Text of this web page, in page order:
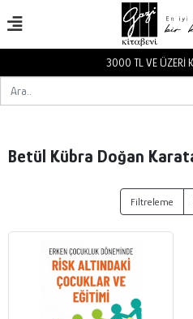
3000 TL VE ÜZERİ
Betül Kübra Doğan
Filtreleme